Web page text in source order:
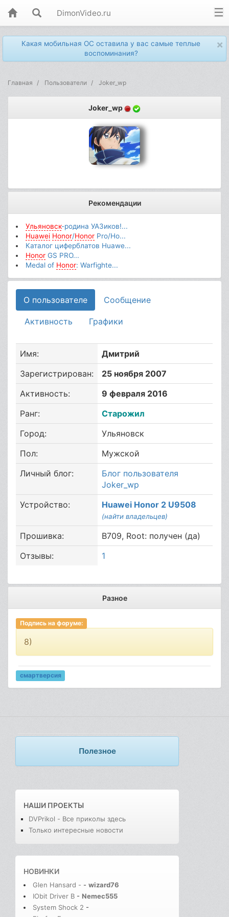
DimonVideo.ru
×
Какая мобильная ОС оставила у вас самые теплые
воспоминания?
Главная Пользователи Joker_wp
Joker_wp
Рекомендации
Ульяновск-родина УАЗиков!...
Huawei Honor/Honor Pro/Ho...
Каталог циферблатов Huawe...
Honor GS PRO...
Medal of Honor: Warfighte...
О пользователе Сообщение
Активность Графики
Имя:
Дмитрий
Зарегистрирован:
25 ноября 2007
Активность:
9 февраля 2016
Ранг:
Старожил
Город:
Ульяновск
Пол:
Мужской
Личный блог:
Блог пользователя
Joker_wp
Устройство:
Huawei Honor 2 U9508
(найти владельцев)
Прошивка:
B709, Root: получен (да)
Отзывы:
1
Разное
Подпись на форуме:
8)
смартверсия
Полезное
НАШИ ПРОЕКТЫ
DVPrikol - Все приколы здесь
Только интересные новости
НОВИНКИ
Glen Hansard - - wizard76
IObit Driver B - Nemec555
System Shock 2 -